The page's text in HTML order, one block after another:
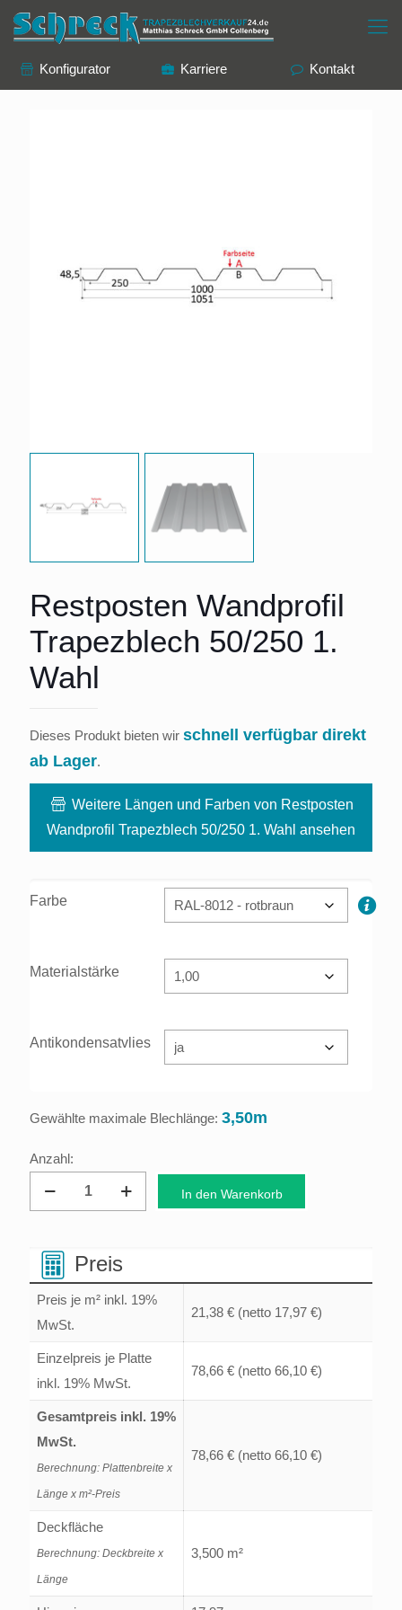
Konfigurator Karriere Kontakt
Restposten Wandprofil
Trapezblech 50/250 1.
Wahl
Dieses Produkt bieten wir schnell verfügbar direkt
ab Lager.
Weitere Längen und Farben von Restposten
Wandprofil Trapezblech 50/250 1. Wahl ansehen
Farbe
Materialstärke
Antikondensatvlies
Preis
Preis je m² inkl. 19%
MwSt.
21,38 € (netto 17,97 €)
Einzelpreis je Platte
inkl. 19% MwSt.
78,66 € (netto 66,10 €)
Gesamtpreis inkl. 19%
MwSt.
Berechnung: Plattenbreite x
Länge x m²-Preis
78,66 € (netto 66,10 €)
Deckfläche
Berechnung: Deckbreite x
Länge
3,500 m²
Restposten
Wandprofil
50/250
1.
Wahl
Menge
In den Warenkorb
Gewählte maximale Blechlänge: 3,50m